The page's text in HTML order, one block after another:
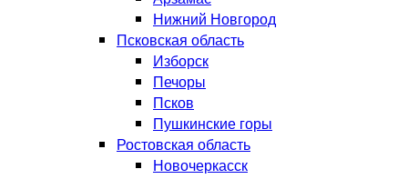
Нижний Новгород
Псковская область
Изборск
Печоры
Псков
Пушкинские горы
Ростовская область
Новочеркасск